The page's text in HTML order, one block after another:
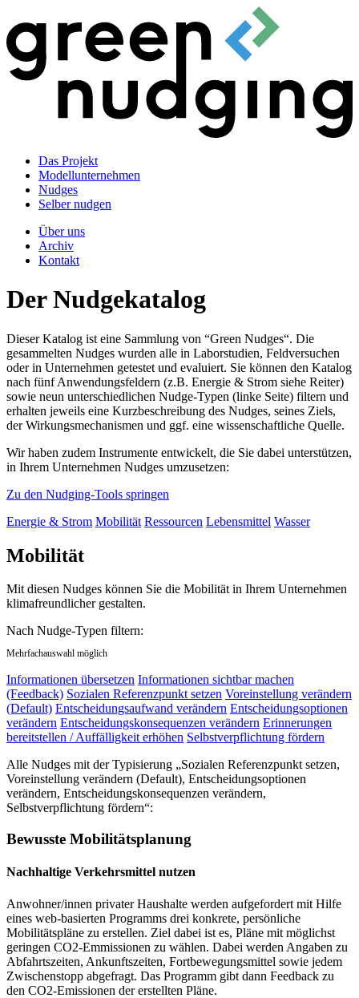
Das Projekt
Modellunternehmen
Nudges
Selber nudgen
Über uns
Archiv
Kontakt
Der Nudgekatalog
Dieser Katalog ist eine Sammlung von “Green Nudges“. Die
gesammelten Nudges wurden alle in Laborstudien, Feldversuchen
oder in Unternehmen getestet und evaluiert. Sie können den Katalog
nach fünf Anwendungsfeldern (z.B. Energie & Strom siehe Reiter)
sowie neun unterschiedlichen Nudge-Typen (linke Seite) filtern und
erhalten jeweils eine Kurzbeschreibung des Nudges, seines Ziels,
der Wirkungsmechanismen und ggf. eine wissenschaftliche Quelle.
Wir haben zudem Instrumente entwickelt, die Sie dabei unterstützen,
in Ihrem Unternehmen Nudges umzusetzen:
Zu den Nudging-Tools springen
Energie & Strom Mobilität Ressourcen Lebensmittel Wasser
Mobilität
Mit diesen Nudges können Sie die Mobilität in Ihrem Unternehmen
klimafreundlicher gestalten.
Nach Nudge-Typen filtern:
Mehrfachauswahl möglich
Informationen übersetzen Informationen sichtbar machen
(Feedback) Sozialen Referenzpunkt setzen Voreinstellung verändern
(Default) Entscheidungsaufwand verändern Entscheidungsoptionen
verändern Entscheidungskonsequenzen verändern Erinnerungen
bereitstellen / Auffälligkeit erhöhen Selbstverpflichtung fördern
Alle Nudges mit der Typisierung „Sozialen Referenzpunkt setzen,
Voreinstellung verändern (Default), Entscheidungsoptionen
verändern, Entscheidungskonsequenzen verändern,
Selbstverpflichtung fördern“:
Bewusste Mobilitätsplanung
Nachhaltige Verkehrsmittel nutzen
Anwohner/innen privater Haushalte werden aufgefordert mit Hilfe
eines web-basierten Programms drei konkrete, persönliche
Mobilitätspläne zu erstellen. Ziel dabei ist es, Pläne mit möglichst
geringen CO2-Emmissionen zu wählen. Dabei werden Angaben zu
Abfahrtszeiten, Ankunftszeiten, Fortbewegungsmittel sowie jedem
Zwischenstopp abgefragt. Das Programm gibt dann Feedback zu
den CO2-Emissionen der erstellten Pläne.